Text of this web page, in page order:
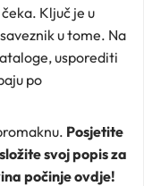
Ključ je u
u tome. Na
usporediti
po
Posjetite
svoj popis za
počinje ovdje!